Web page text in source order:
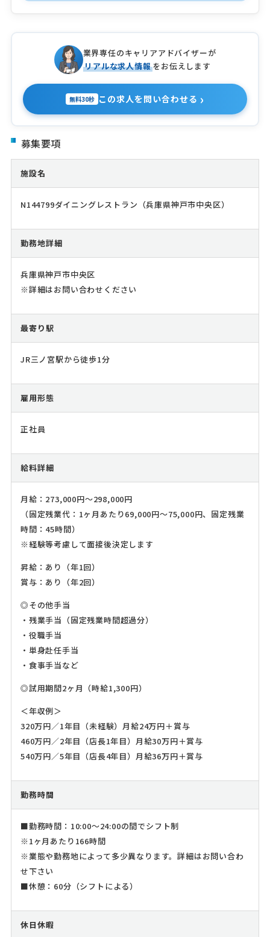
業界専任のキャリアアドバイザーが
リアルな求人情報をお伝えします
無料30秒 この求人を問い合わせる ›
募集要項
施設名
N144799ダイニングレストラン（兵庫県神戸市中央区）
勤務地詳細
兵庫県神戸市中央区
※詳細はお問い合わせください
最寄り駅
JR三ノ宮駅から徒歩1分
雇用形態
正社員
給料詳細
月給：273,000円～298,000円
（固定残業代：1ヶ月あたり69,000円～75,000円、固定残業
時間：45時間）
※経験等考慮して面接後決定します
昇給：あり（年1回）
賞与：あり（年2回）
◎その他手当
・残業手当（固定残業時間超過分）
・役職手当
・単身赴任手当
・食事手当など
◎試用期間2ヶ月（時給1,300円）
＜年収例＞
320万円／1年目（未経験）月給24万円＋賞与
460万円／2年目（店長1年目）月給30万円＋賞与
540万円／5年目（店長4年目）月給36万円＋賞与
勤務時間
■勤務時間：10:00～24:00の間でシフト制
※1ヶ月あたり166時間
※業態や勤務地によって多少異なります。詳細はお問い合わ
せ下さい
■休憩：60分（シフトによる）
休日休暇